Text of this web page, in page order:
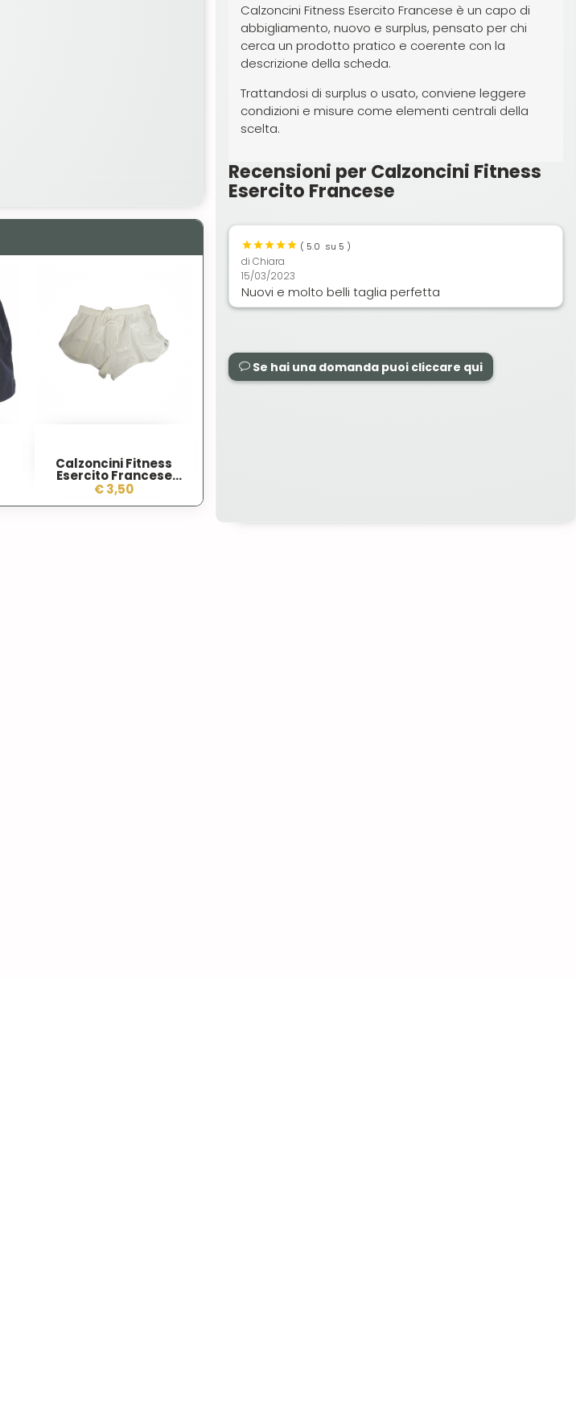
Calzoncini Fitness
Esercito Francese
Bianchi
€ 3,50
Calzoncini Fitness Esercito Francese è un capo di
abbigliamento, nuovo e surplus, pensato per chi
cerca un prodotto pratico e coerente con la
descrizione della scheda.
Trattandosi di surplus o usato, conviene leggere
condizioni e misure come elementi centrali della
scelta.
Recensioni per Calzoncini Fitness
Esercito Francese
( 5.0 su 5 )
di Chiara
15/03/2023
Nuovi e molto belli taglia perfetta
Se hai una domanda puoi cliccare qui